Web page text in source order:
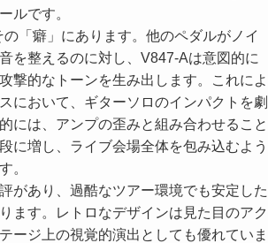
ルです。
「癖」にあります。他のペダルがノイ
を整えるのに対し、V847-Aは意図的に
撃的なトーンを生み出します。これによ
において、ギターソロのインパクトを劇
には、アンプの歪みと組み合わせること
に増し、ライブ会場全体を包み込むよう
。
があり、過酷なツアー環境でも安定した
ます。レトロなデザインは見た目のアク
ージ上の視覚的演出としても優れていま